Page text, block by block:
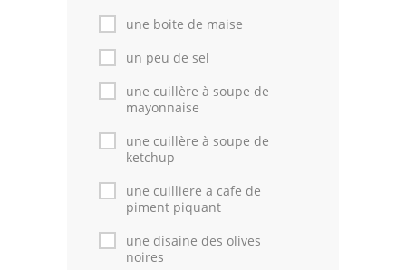
une boite de maise
un peu de sel
une cuillère à soupe de
mayonnaise
une cuillère à soupe de
ketchup
une cuilliere a cafe de
piment piquant
une disaine des olives
noires